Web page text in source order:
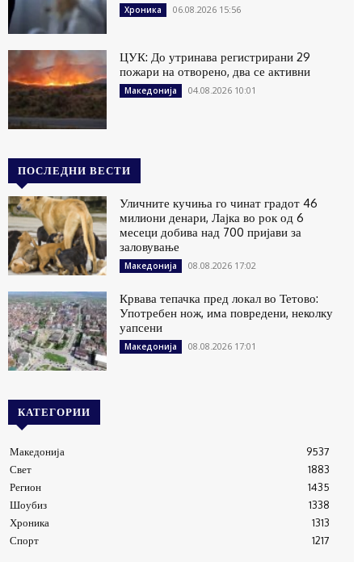
Хроника 06.08.2026 15:56
ЦУК: До утринава регистрирани 29
пожари на отворено, два се активни
Македонија 04.08.2026 10:01
ПОСЛЕДНИ ВЕСТИ
Уличните кучиња го чинат градот 46
милиони денари, Лајка во рок од 6
месеци добива над 700 пријави за
заловување
Македонија 08.08.2026 17:02
Крвава тепачка пред локал во Тетово:
Употребен нож, има повредени, неколку
уапсени
Македонија 08.08.2026 17:01
КАТЕГОРИИ
Македонија
9537
Свет
1883
Регион
1435
Шоубиз
1338
Хроника
1313
Спорт
1217